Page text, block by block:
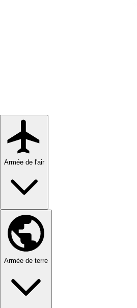
Armée de l'air
Armée de terre